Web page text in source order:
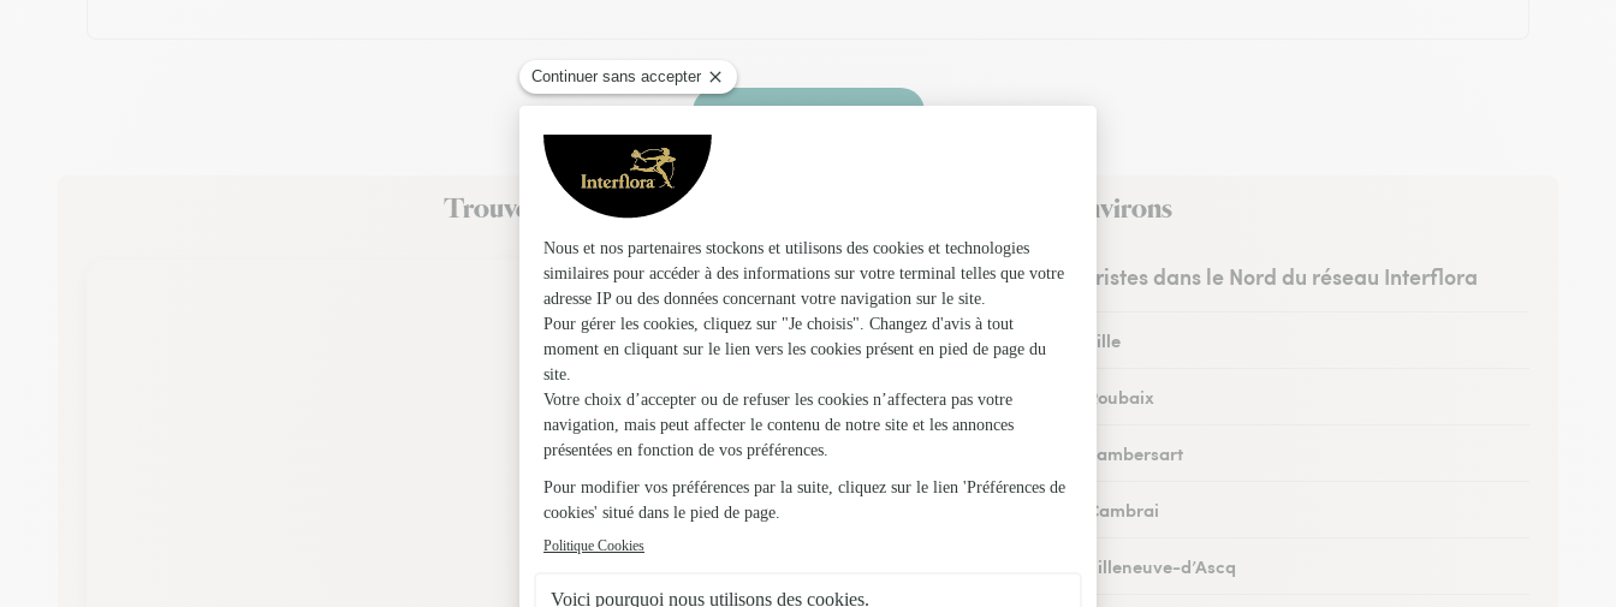
Faire livrer des fleurs
Trouvez un fleuriste Interflora à Abancourt et dans ses environs
Les fleuristes dans le Nord du réseau Interflora
Fleuristes à Lille
Fleuristes à Roubaix
Fleuristes à Lambersart
Fleuristes à Cambrai
Fleuristes à Villeneuve-d’Ascq